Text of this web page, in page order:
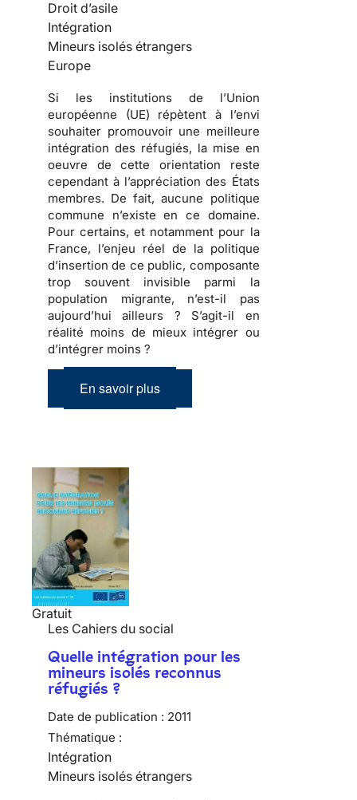
Droit d’asile
Intégration
Mineurs isolés étrangers
Europe
Si les institutions de l’Union
européenne (UE) répètent à l’envi
souhaiter promouvoir une meilleure
intégration des réfugiés, la mise en
oeuvre de cette orientation reste
cependant à l’appréciation des États
membres. De fait,aucune politique
commune n’existe en ce domaine.
Pour certains, et notamment pour la
France, l’enjeu réel de la politique
d’insertion de ce public, composante
trop souvent invisible parmi la
population migrante, n’est-il pas
aujourd’hui ailleurs ? S’agit-il en
réalité moins de mieux intégrer ou
d’intégrer moins ?
En savoir plus
Gratuit
Les Cahiers du social
Quelle intégration pour les
mineurs isolés reconnus
réfugiés ?
Date de publication : 2011
Thématique :
Intégration
Mineurs isolés étrangers